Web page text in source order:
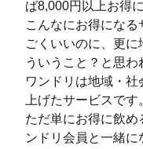
ば8,000円以上お得
こんなにお得にな
ごくいいのに、更
ういうこと？と思わ
ワンドリは地域・
上げたサービスです
ただ単にお得に飲め
ンドリ会員と一緒